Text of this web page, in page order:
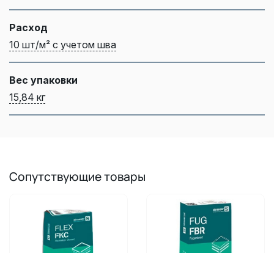
Расход
10 шт/м² с учетом шва
Вес упаковки
15,84 кг
Сопутствующие товары